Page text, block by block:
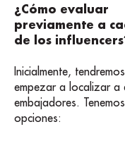
¿Cómo evaluar
previamente a
de los
Inicialmente,
empezar a localizar a
embajadores.
opciones: